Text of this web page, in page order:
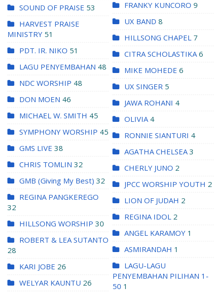
SOUND OF PRAISE 53
HARVEST PRAISE
MINISTRY 51
PDT. IR. NIKO 51
LAGU PENYEMBAHAN 48
NDC WORSHIP 48
DON MOEN 46
MICHAEL W. SMITH 45
SYMPHONY WORSHIP 45
GMS LIVE 38
CHRIS TOMLIN 32
GMB (Giving My Best) 32
REGINA PANGKEREGO
32
HILLSONG WORSHIP 30
ROBERT & LEA SUTANTO
28
KARI JOBE 26
WELYAR KAUNTU 26
FRANKY KUNCORO 9
UX BAND 8
HILLSONG CHAPEL 7
CITRA SCHOLASTIKA 6
MIKE MOHEDE 6
UX SINGER 5
JAWA ROHANI 4
OLIVIA 4
RONNIE SIANTURI 4
AGATHA CHELSEA 3
CHERLY JUNO 2
JPCC WORSHIP YOUTH 2
LION OF JUDAH 2
REGINA IDOL 2
ANGEL KARAMOY 1
ASMIRANDAH 1
LAGU-LAGU
PENYEMBAHAN PILIHAN 1-
50 1